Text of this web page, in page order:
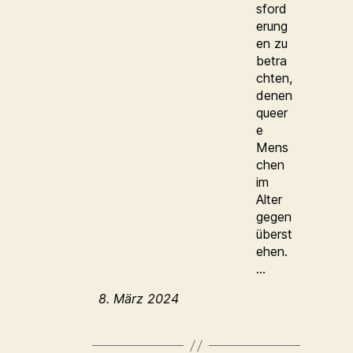
sford
erung
en zu
betra
chten,
denen
queer
e
Mens
chen
im
Alter
gegen
überst
ehen.
…
8. März 2024